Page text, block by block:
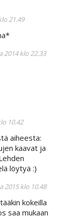
21.49
2014 klo 22.33
10.42
aiheesta:
kaavat ja
löytyä :)
2015 klo 10.48
kokeilla
saa mukaan